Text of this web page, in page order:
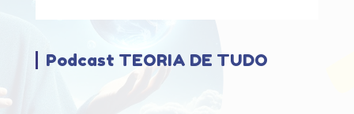
Podcast TEORIA DE TUDO